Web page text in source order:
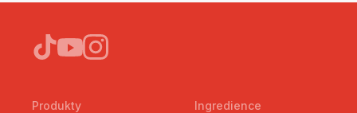
Produkty Ingredience